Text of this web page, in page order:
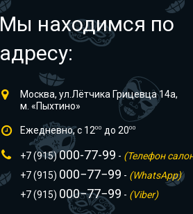
Мы находимся по
адресу:
Москва, ул.Лётчика Грицевца 14а,
м. «Пыхтино»
Ежедневно, с 1200 до 2000
+7 (915)000-77-99 - (Телефон
+7 (915) 000−77−99 - (WhatsApp)
+7 (915) 000−77−99 - (Viber)